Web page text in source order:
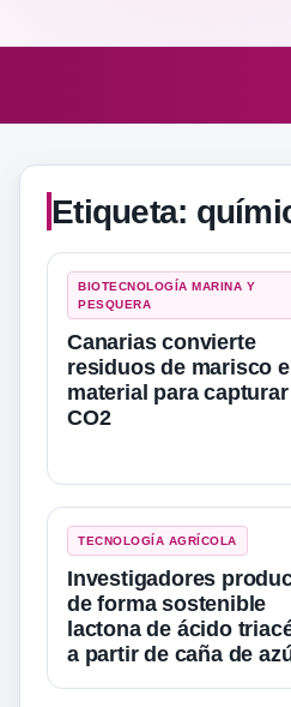
Etiqueta:
BIOTECNOLOGÍA MARINA Y
PESQUERA
Canarias convierte
residuos de marisco
material para capturar
CO2
TECNOLOGÍA AGRÍCOLA
Investigadores
de forma sostenible
lactona de ácido
a partir de caña de